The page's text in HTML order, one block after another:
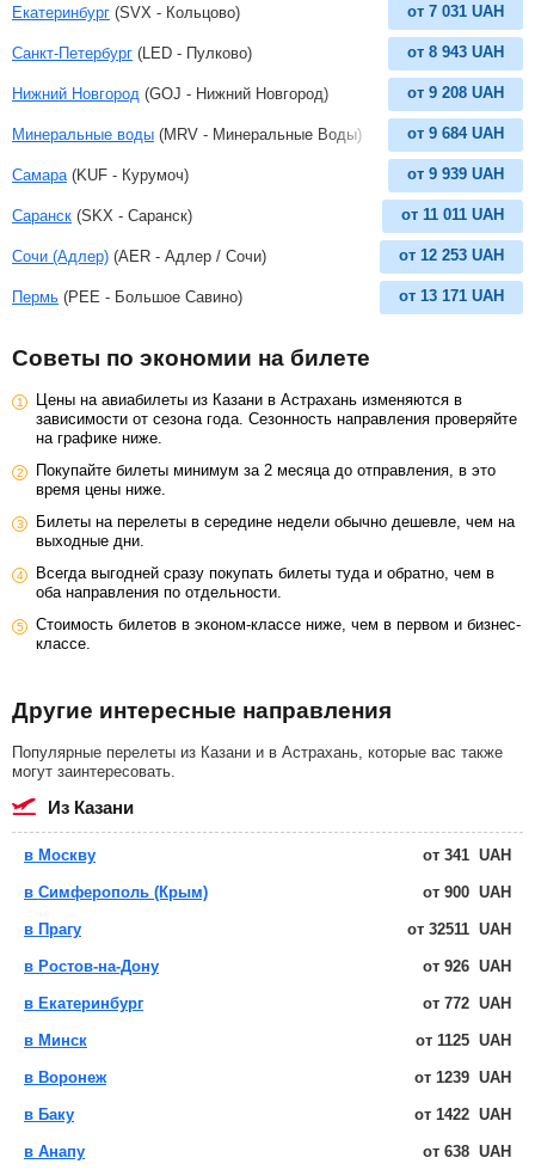
Екатеринбург (SVX - Кольцово) от 7 031 UAH
Санкт-Петербург (LED - Пулково) от 8 943 UAH
Нижний Новгород (GOJ - Нижний Новгород) от 9 208 UAH
Минеральные воды (MRV - Минеральные Воды) от 9 684 UAH
Самара (KUF - Курумоч) от 9 939 UAH
Саранск (SKX - Саранск) от 11 011 UAH
Сочи (Адлер) (AER - Адлер / Сочи) от 12 253 UAH
Пермь (PEE - Большое Савино) от 13 171 UAH
Советы по экономии на билете
Цены на авиабилеты из Казани в Астрахань изменяются в
зависимости от сезона года. Сезонность направления проверяйте
на графике ниже.
Покупайте билеты минимум за 2 месяца до отправления, в это
время цены ниже.
Билеты на перелеты в середине недели обычно дешевле, чем на
выходные дни.
Всегда выгодней сразу покупать билеты туда и обратно, чем в
оба направления по отдельности.
Стоимость билетов в эконом-классе ниже, чем в первом и бизнес-
классе.
Другие интересные направления
Популярные перелеты из Казани и в Астрахань, которые вас также
могут заинтересовать.
из Казани
в Москву от 341 UAH
в Симферополь (Крым) от 900 UAH
в Прагу от 32511 UAH
в Ростов-на-Дону от 926 UAH
в Екатеринбург от 772 UAH
в Минск от 1125 UAH
в Воронеж от 1239 UAH
в Баку от 1422 UAH
в Анапу от 638 UAH